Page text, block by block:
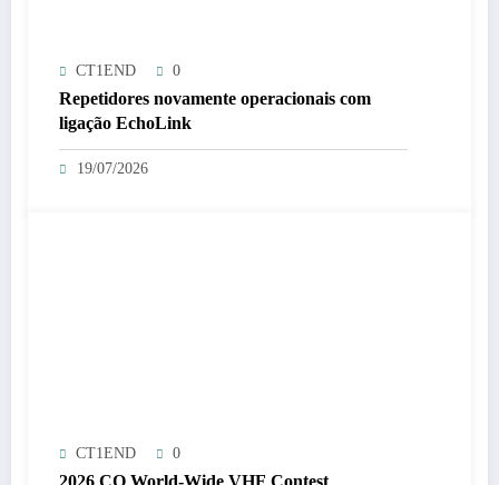
CT1END 0
Repetidores novamente operacionais com
ligação EchoLink
19/07/2026
CT1END 0
2026 CQ World-Wide VHF Contest